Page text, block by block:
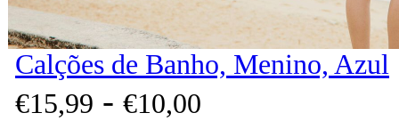
Calções de Banho, Menino, Azul
€15,99 - €10,00